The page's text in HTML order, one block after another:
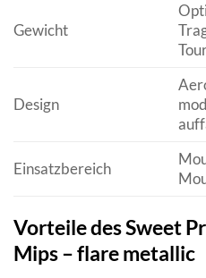
Gewicht
Design
Einsatzbereich
Vorteile des Sweet
Mips – flare metallic